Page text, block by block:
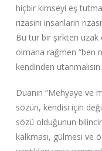
hiçbir kimseyi eş
rızasını insanların
Bu tür bir şirkten uzak
olmana rağmen “ben
kendinden
Duanın “Mehyaye ve
sözün, kendisi için
sözü olduğunun
kalkması, gülmesi ve